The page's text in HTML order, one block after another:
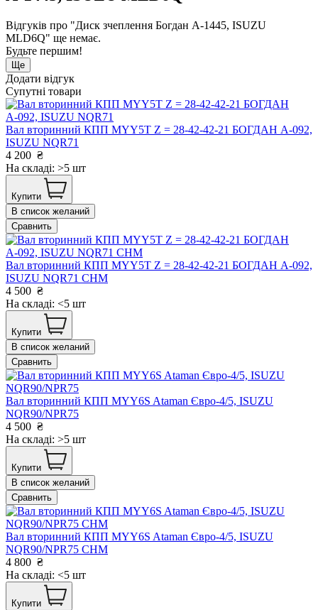
Відгуків про "Диск зчеплення Богдан А-1445, ISUZU
MLD6Q" ще немає.
Будьте першим!
Ще
Додати відгук
Супутні товари
Вал вторинний КПП MYY5T Z = 28-42-42-21 БОГДАН А-092,
ISUZU NQR71
4 200 ₴
На складі: >5 шт
Купити
В список желаний
Сравнить
Вал вторинний КПП MYY5T Z = 28-42-42-21 БОГДАН А-092,
ISUZU NQR71 CHM
4 500 ₴
На складі: <5 шт
Купити
В список желаний
Сравнить
Вал вторинний КПП MYY6S Ataman Євро-4/5, ISUZU
NQR90/NPR75
4 500 ₴
На складі: >5 шт
Купити
В список желаний
Сравнить
Вал вторинний КПП MYY6S Ataman Євро-4/5, ISUZU
NQR90/NPR75 CHM
4 800 ₴
На складі: <5 шт
Купити